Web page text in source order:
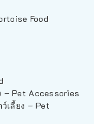
Food
Pet Accessories
ลี้ยง – Pet